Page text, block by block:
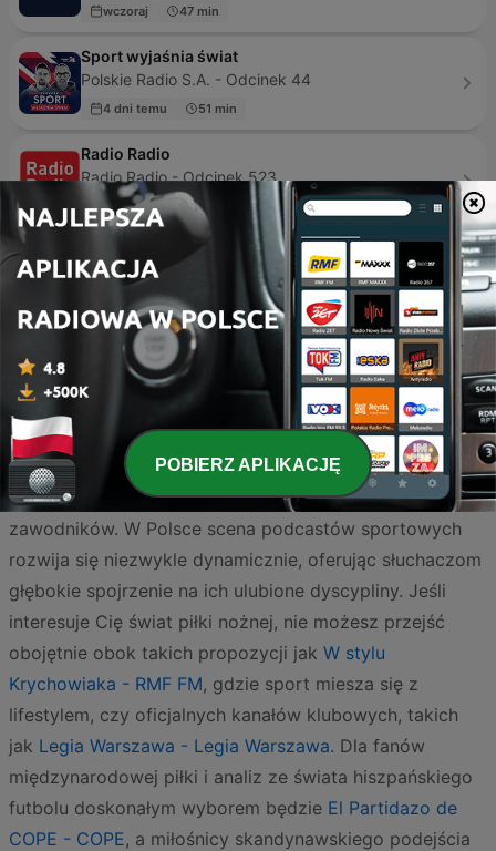
wczoraj 47 min
Sport wyjaśnia świat
Polskie Radio S.A. - Odcinek 44
4 dni temu 51 min
Radio Radio
Radio Radio - Odcinek 523
13 godz. temu 110 min
1z2
1
2 >
Sport to nie tylko wyniki na żywo, ale przede wszystkim
emocje, analizy i historie, które kryją się za sukcesami
zawodników. W Polsce scena podcastów sportowych
rozwija się niezwykle dynamicznie, oferując słuchaczom
głębokie spojrzenie na ich ulubione dyscypliny. Jeśli
interesuje Cię świat piłki nożnej, nie możesz przejść
obojętnie obok takich propozycji jak W stylu
Krychowiaka - RMF FM, gdzie sport miesza się z
lifestylem, czy oficjalnych kanałów klubowych, takich
jak Legia Warszawa - Legia Warszawa. Dla fanów
międzynarodowej piłki i analiz ze świata hiszpańskiego
futbolu doskonałym wyborem będzie El Partidazo de
COPE - COPE, a miłośnicy skandynawskiego podejścia
POBIERZ APLIKACJĘ